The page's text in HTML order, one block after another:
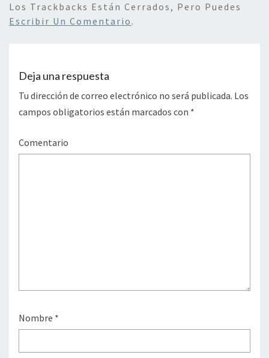
Los Trackbacks Están Cerrados, Pero Puedes
Escribir Un Comentario .
Deja una respuesta
Tu dirección de correo electrónico no será publicada. Los
campos obligatorios están marcados con *
Comentario
Nombre *